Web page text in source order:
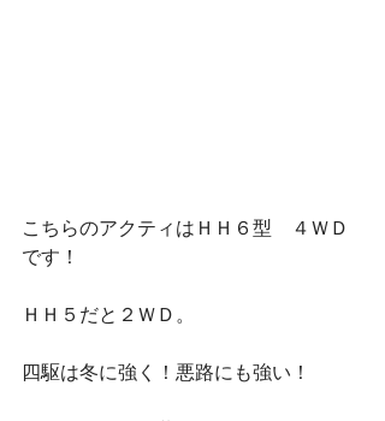
こちらのアクティはＨＨ６型　４ＷＤ
です！
ＨＨ５だと２ＷＤ。
四駆は冬に強く！悪路にも強い！